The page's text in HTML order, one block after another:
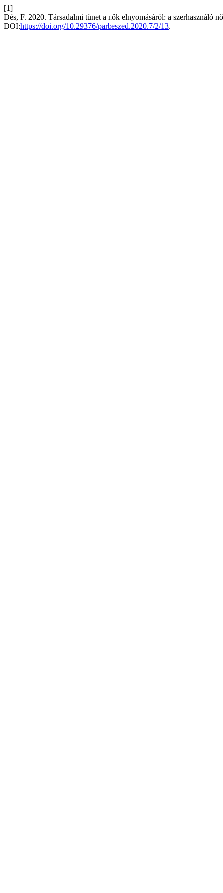
[1]
Dés, F. 2020. Társadalmi tünet a nők elnyomásáról: a szerhasználó
DOI:https://doi.org/10.29376/parbeszed.2020.7/2/13.